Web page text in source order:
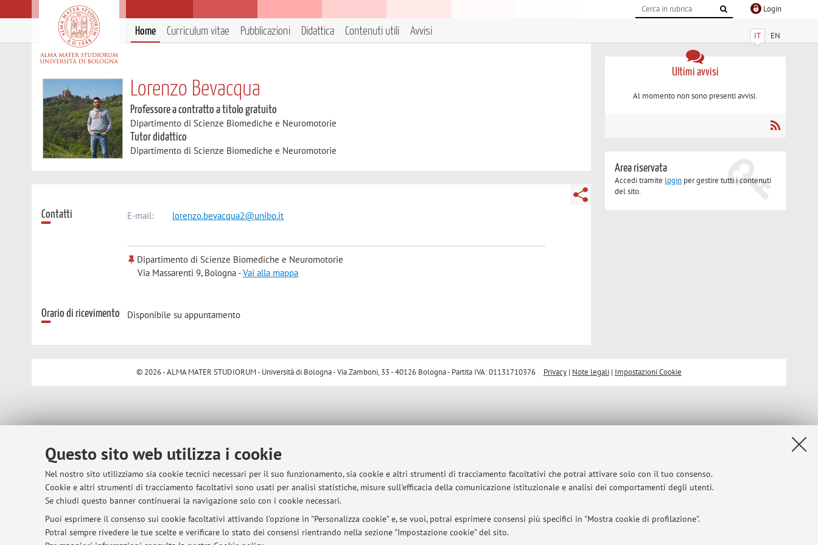
Questo sito web utilizza i cookie
Nel nostro sito utilizziamo sia cookie tecnici necessari per il suo funzionamento, sia cookie e altri strumenti di tracciamento facoltativi che potrai attivare solo con il tuo consenso.
Cookie e altri strumenti di tracciamento facoltativi sono usati per analisi statistiche, misure sull'efficacia della comunicazione istituzionale e analisi dei comportamenti degli utenti.
Se chiudi questo banner continuerai la navigazione solo con i cookie necessari.
Puoi esprimere il consenso sui cookie facoltativi attivando l'opzione in "Personalizza cookie" e, se vuoi, potrai esprimere consensi più specifici in "Mostra cookie di profilazione".
Potrai sempre rivedere le tue scelte e verificare lo stato dei consensi rientrando nella sezione "Impostazione cookie" del sito.
Login
IT EN
Home Curriculum vitae Pubblicazioni Didattica Contenuti utili Avvisi
Lorenzo Bevacqua
Professore a contratto a titolo gratuito
Dipartimento di Scienze Biomediche e Neuromotorie
Tutor didattico
Dipartimento di Scienze Biomediche e Neuromotorie
Contatti E-mail: lorenzo.bevacqua2@unibo.it
Dipartimento di Scienze Biomediche e Neuromotorie
Via Massarenti 9, Bologna -Vai alla mappa
Orario di ricevimento Disponibile su appuntamento
Ultimi avvisi
Al momento non sono presenti avvisi.
Area riservata
Accedi tramite login per gestire tutti i contenuti
del sito.
© 2026 - ALMA MATER STUDIORUM - Università di Bologna - Via Zamboni, 33 - 40126 Bologna - Partita IVA: 01131710376 Privacy| Note legali| Impostazioni Cookie